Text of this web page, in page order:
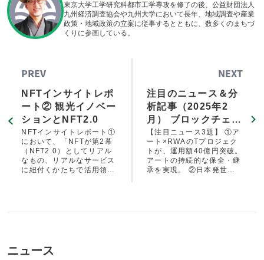
東京大学工学研究科都市工学専攻を修了の後、公益財団法人
九州経済調査協会や九州大学において長年、地域調査や産業
政策・地域政策の立案に従事するとともに、数多くのまちづ
くりに参画している。
PREV
NFTインサイトレポ
ート② 観光イノベー
ションとNFT2.0
NFTインサイトレポート①
において、「NFTが第2幕
（NFT2.0）としてリアル
なもの、リアルなサービス
に紐付くかたちで活用領域
ション、関係人口呼び込み
手法としてNFTへの注目が
NEXT
注目のニュース＆分
析記事（2025年2
月） ブロックチェー
ンとNFTの実用化が
加速。東京大学公開
講座で「知識」とし
ての普及も。
【注目ニュース3題】 ①ア
ート×RWAのTプロジェク
トが、運用額40億円突破。
アートの持続的な保全・継
承を実現。 ②日本発世界
ニュース